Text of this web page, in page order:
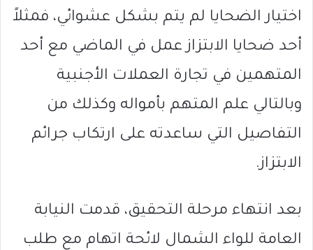
اختيار الضحايا لم يتم بشكل عشوائي، فمثلاً
أحد ضحايا الابتزاز عمل في الماضي مع أحد
المتهمين في تجارة العملات الأجنبية
وبالتالي علم المتهم بأمواله وكذلك من
التفاصيل التي ساعدته على ارتكاب جرائم
الابتزاز.
بعد انتهاء مرحلة التحقيق، قدمت النيابة
العامة للواء الشمال لائحة اتهام مع طلب